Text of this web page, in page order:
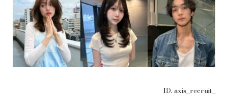
ID. axis_recruit_